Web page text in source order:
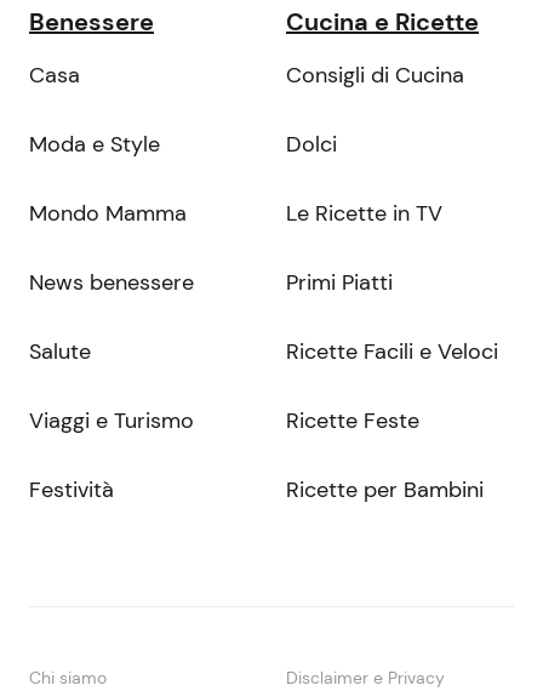
Benessere
Casa
Moda e Style
Mondo Mamma
News benessere
Salute
Viaggi e Turismo
Festività
Cucina e Ricette
Consigli di Cucina
Dolci
Le Ricette in TV
Primi Piatti
Ricette Facili e Veloci
Ricette Feste
Ricette per Bambini
Chi siamo Disclaimer e Privacy